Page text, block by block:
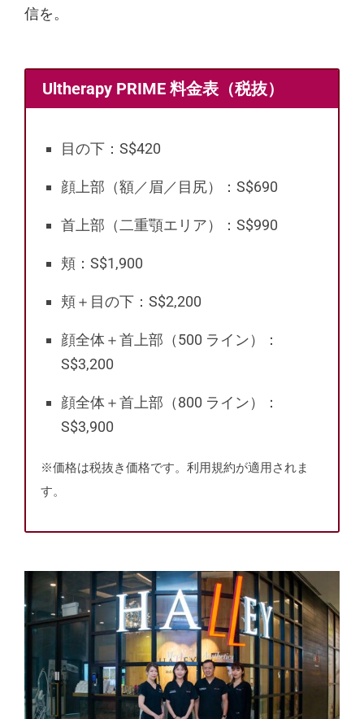
信を。
Ultherapy PRIME 料金表（税抜）
目の下：S$420
顔上部（額／眉／目尻）：S$690
首上部（二重顎エリア）：S$990
頬：S$1,900
頬＋目の下：S$2,200
顔全体＋首上部（500 ライン）：
S$3,200
顔全体＋首上部（800 ライン）：
S$3,900
※価格は税抜き価格です。利用規約が適用されま
す。